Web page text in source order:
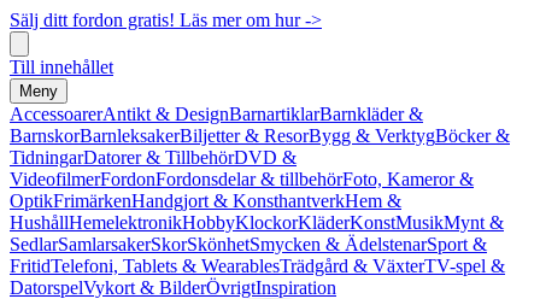
Sälj ditt fordon gratis! Läs mer om hur ->
Till innehållet
Meny
AccessoarerAntikt & DesignBarnartiklarBarnkläder &
BarnskorBarnleksakerBiljetter & ResorBygg & VerktygBöcker &
TidningarDatorer & TillbehörDVD &
VideofilmerFordonFordonsdelar & tillbehörFoto, Kameror &
OptikFrimärkenHandgjort & KonsthantverkHem &
HushållHemelektronikHobbyKlockorKläderKonstMusikMynt &
SedlarSamlarsakerSkorSkönhetSmycken & ÄdelstenarSport &
FritidTelefoni, Tablets & WearablesTrädgård & VäxterTV-spel &
DatorspelVykort & BilderÖvrigtInspiration